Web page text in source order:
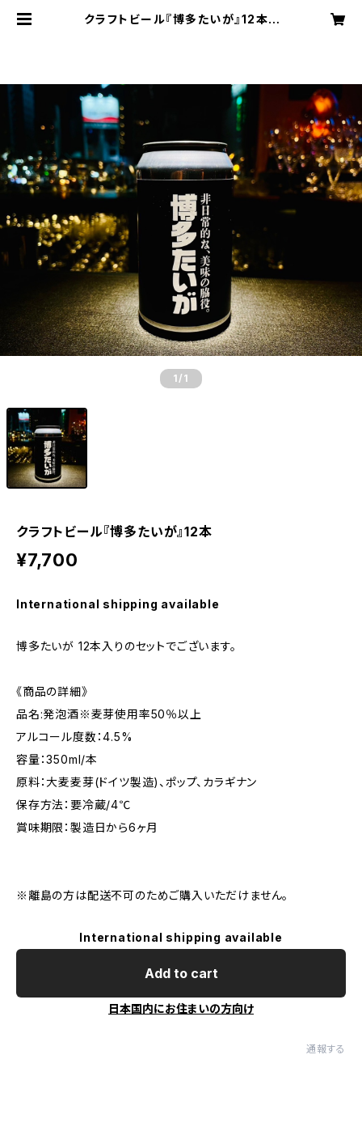
クラフトビール『博多たいが』12本 |
1 /1
クラフトビール『博多たいが』12本
¥7,700
International shipping available
博多たいが 12本入りのセットでございます。
《商品の詳細》
品名:発泡酒※麦芽使用率50％以上
アルコール度数：4.5%
容量：350ml/本
原料：大麦麦芽(ドイツ製造)、ポップ、カラギナン
保存方法：要冷蔵/4℃
賞味期限：製造日から6ヶ月
※離島の方は配送不可のためご購入いただけません。
International shipping available
Add to cart
日本国内にお住まいの方向け
通報する